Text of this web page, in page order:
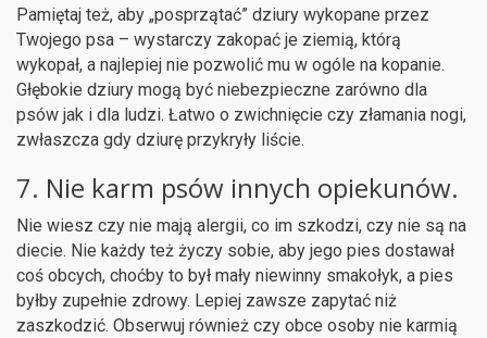
Pamiętaj też, aby „posprzątać” dziury wykopane przez
Twojego psa – wystarczy zakopać je ziemią, którą
wykopał, a najlepiej nie pozwolić mu w ogóle na kopanie.
Głębokie dziury mogą być niebezpieczne zarówno dla
psów jak i dla ludzi. Łatwo o zwichnięcie czy złamania nogi,
zwłaszcza gdy dziurę przykryły liście.
7. Nie karm psów innych opiekunów.
Nie wiesz czy nie mają alergii, co im szkodzi, czy nie są na
diecie. Nie każdy też życzy sobie, aby jego pies dostawał
coś obcych, choćby to był mały niewinny smakołyk, a pies
byłby zupełnie zdrowy. Lepiej zawsze zapytać niż
zaszkodzić. Obserwuj również czy obce osoby nie karmią